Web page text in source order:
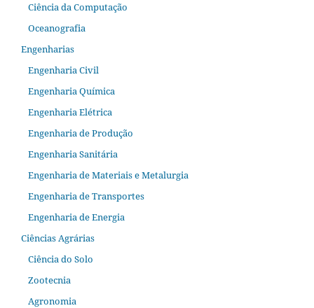
Ciência da Computação
Oceanografia
Engenharias
Engenharia Civil
Engenharia Química
Engenharia Elétrica
Engenharia de Produção
Engenharia Sanitária
Engenharia de Materiais e Metalurgia
Engenharia de Transportes
Engenharia de Energia
Ciências Agrárias
Ciência do Solo
Zootecnia
Agronomia